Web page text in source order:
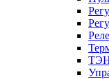
Реле